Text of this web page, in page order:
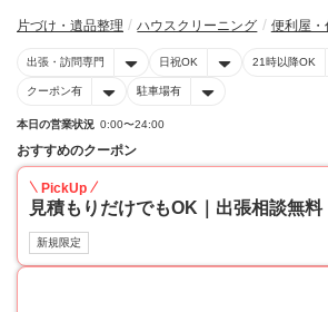
片づけ・遺品整理 ハウスクリーニング 便利屋・
出張・訪問専門 日祝OK 21時以降OK
クーポン有 駐車場有
本日の営業状況 0:00〜24:00
おすすめのクーポン
PickUp
見積もりだけでもOK｜出張相談無料
新規限定